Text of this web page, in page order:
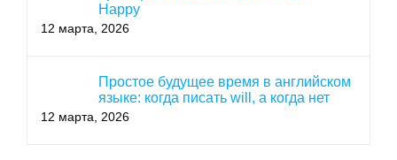
Happy
12 марта, 2026
Простое будущее время в английском
языке: когда писать will, а когда нет
12 марта, 2026